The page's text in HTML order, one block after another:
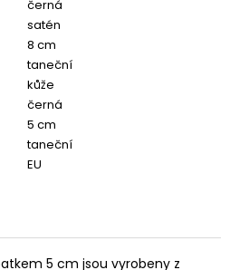
černá
satén
8 cm
taneční
kůže
černá
5 cm
taneční
EU
5 cm jsou vyrobeny z